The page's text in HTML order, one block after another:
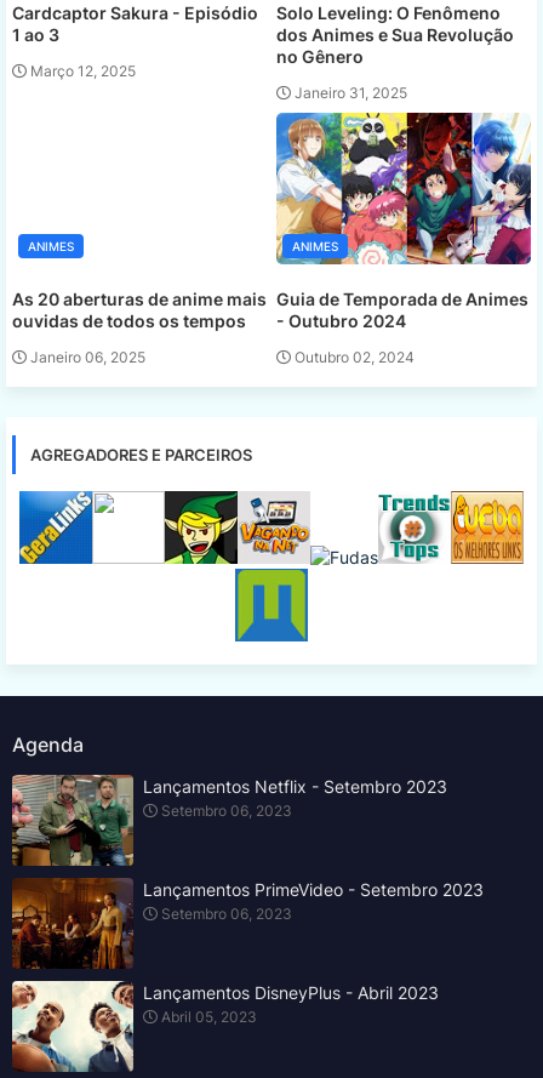
Cardcaptor Sakura - Episódio
1 ao 3
Março 12, 2025
Solo Leveling: O Fenômeno
dos Animes e Sua Revolução
no Gênero
Janeiro 31, 2025
ANIMES
As 20 aberturas de anime mais
ouvidas de todos os tempos
Janeiro 06, 2025
ANIMES
Guia de Temporada de Animes
- Outubro 2024
Outubro 02, 2024
AGREGADORES E PARCEIROS
Agenda
Lançamentos Netflix - Setembro 2023
Setembro 06, 2023
Lançamentos PrimeVideo - Setembro 2023
Setembro 06, 2023
Lançamentos DisneyPlus - Abril 2023
Abril 05, 2023